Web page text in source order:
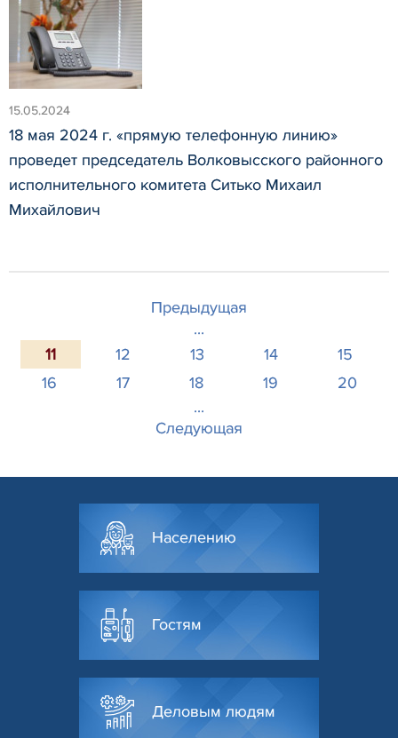
15.05.2024
18 мая 2024 г. «прямую телефонную линию»
проведет председатель Волковысского районного
исполнительного комитета Ситько Михаил
Михайлович
Предыдущая
...
11
12 13 14
15
16
17 18 19
20
...
Следующая
Населению
Гостям
Деловым людям